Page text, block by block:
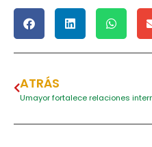
ATRÁS
Umayor fortalece relaciones